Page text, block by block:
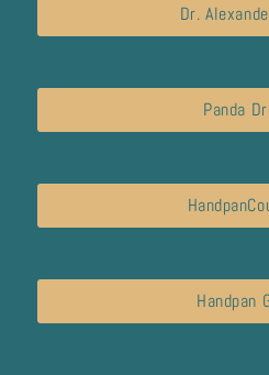
Dr.
Panda
Handpan